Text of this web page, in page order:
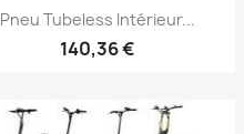
Aperçu rapide
Pneu Tubeless Intérieur...
140,36 €